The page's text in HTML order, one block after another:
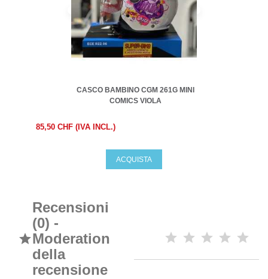
CASCO BAMBINO CGM 261G MINI
COMICS VIOLA
85,50 CHF (IVA INCL.)
ACQUISTA

Recensioni
(0) -
Moderation
della
recensione